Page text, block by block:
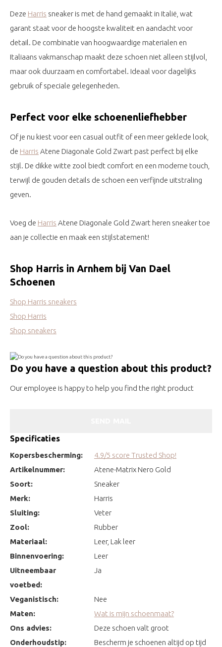
Deze Harris sneaker is met de hand gemaakt in Italië, wat
garant staat voor de hoogste kwaliteit en aandacht voor
detail. De combinatie van hoogwaardige materialen en
Italiaans vakmanschap maakt deze schoen niet alleen stijlvol,
maar ook duurzaam en comfortabel. Ideaal voor dagelijks
gebruik of speciale gelegenheden.
Perfect voor elke schoenenliefhebber
Of je nu kiest voor een casual outfit of een meer geklede look,
de Harris Atene Diagonale Gold Zwart past perfect bij elke
stijl. De dikke witte zool biedt comfort en een moderne touch,
terwijl de gouden details de schoen een verfijnde uitstraling
geven.
Voeg de Harris Atene Diagonale Gold Zwart heren sneaker toe
aan je collectie en maak een stijlstatement!
Shop Harris in Arnhem bij Van Dael
Schoenen
Shop Harris sneakers
Shop Harris
Shop sneakers
Do you have a question about this product?
Our employee is happy to help you find the right product
Specificaties
Kopersbescherming:
4.9/5 score Trusted Shop!
Artikelnummer:
Atene-Matrix Nero Gold
Soort:
Sneaker
Merk:
Harris
Sluiting:
Veter
Zool:
Rubber
Materiaal:
Leer, Lak leer
Binnenvoering:
Leer
Uitneembaar
voetbed:
Ja
Veganistisch:
Nee
Maten:
Wat is mijn schoenmaat?
Ons advies:
Deze schoen valt groot
Onderhoudstip:
Bescherm je schoenen altijd op tijd